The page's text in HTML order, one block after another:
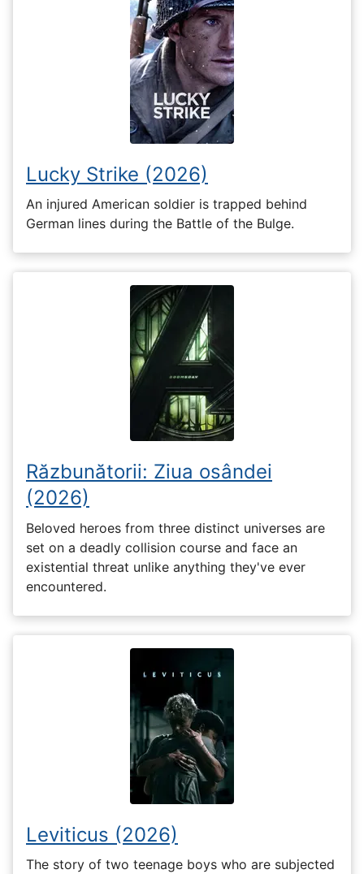
Lucky Strike (2026)
An injured American soldier is trapped behind
German lines during the Battle of the Bulge.
Răzbunătorii: Ziua osândei
(2026)
Beloved heroes from three distinct universes are
set on a deadly collision course and face an
existential threat unlike anything they've ever
encountered.
Leviticus (2026)
The story of two teenage boys who are subjected